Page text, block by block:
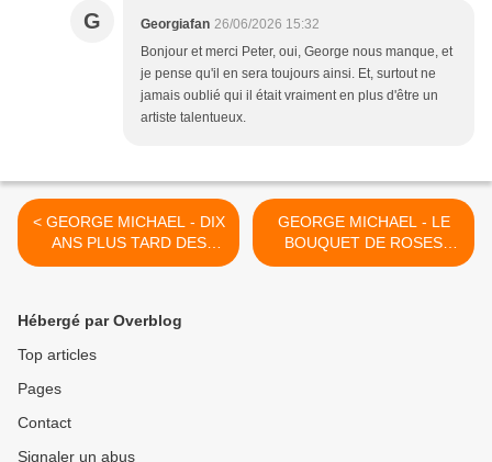
G Georgiafan 26/06/2026 15:32
Bonjour et merci Peter, oui, George nous manque, et
je pense qu'il en sera toujours ainsi. Et, surtout ne
jamais oublié qui il était vraiment en plus d'être un
artiste talentueux.
< GEORGE MICHAEL - DIX
ANS PLUS TARD DES
CHORALES CHANTENT
GEORGE MICHAEL - LE
BOUQUET DE ROSES
POUR GEORGE A ETE
Hébergé par Overblog
Top articles
Pages
Contact
Signaler un abus